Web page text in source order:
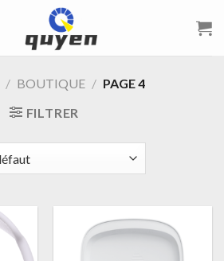
/ BOUTIQUE / PAGE 4
FILTRER